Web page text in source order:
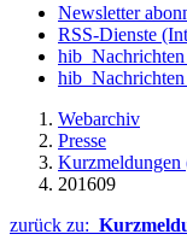
Newsletter
RSS-Dienste
Webarchiv
Presse
Kurzmeldungen
201609
zurück zu: